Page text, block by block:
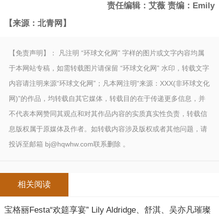
责任编辑：艾薇 责编：Emily
【来源：北青网】
【免责声明】： 凡注明 “环球文化网” 字样的图片或文字内容均属
于本网站专稿，如需转载图片请保留 “环球文化网” 水印，转载文字
内容请注明来源“环球文化网”；凡本网注明“来源：XXX(非环球文化
网)”的作品，均转载自其它媒体，转载目的在于传递更多信息，并
不代表本网赞同其观点和对其作品内容的实质真实性负责，转载信
息版权属于原媒体及作者。如转载内容涉及版权或者其他问题，请
投诉至邮箱 bj@hqwhw.com联系删除 。
相关阅读
宝格丽Festa“欢筵享宴” Lily Aldridge、舒淇、吴亦凡璀璨